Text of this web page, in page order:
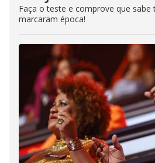
Faça o teste e comprove que
marcaram época!